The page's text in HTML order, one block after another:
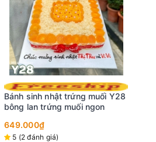
Bánh sinh nhật trứng muối Y28
bông lan trứng muối ngon
649.000₫
5 (2 đánh giá)